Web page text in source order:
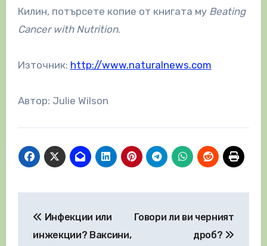
Килин, потърсете копие от книгата му Beating
Cancer with Nutrition.
Източник: http://www.naturalnews.com
Автор: Julie Wilson
Инфекции или
инжекции? Ваксини,
Говори ли ви черният
дроб?